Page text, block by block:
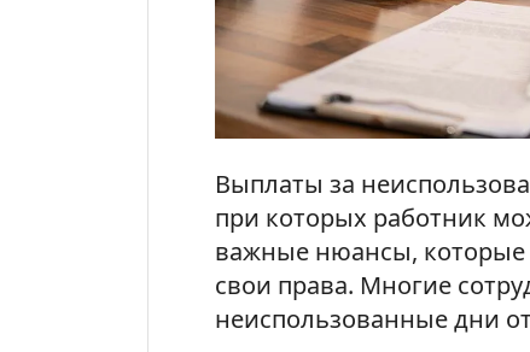
Выплаты за
при которых работник
важные нюансы, которые
свои права. Многие
неиспользованные дни